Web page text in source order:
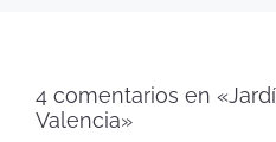
4 comentarios en
Valencia»